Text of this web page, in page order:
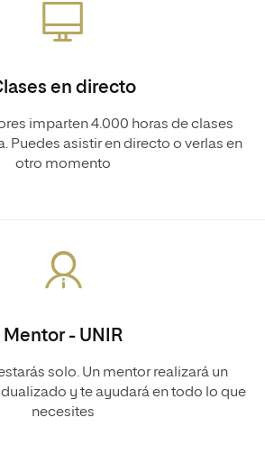
en directo
imparten 4.000 horas de clases
Puedes asistir en directo o verlas en
otro momento
Mentor - UNIR
solo. Un mentor realizará un
y te ayudará en todo lo que
necesites